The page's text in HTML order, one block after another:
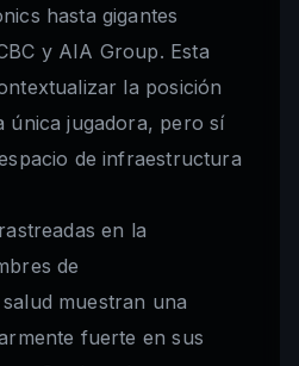
hasta gigantes
y AIA Group. Esta
la posición
única jugadora, pero sí
de infraestructura
en la
de
muestran una
fuerte en sus